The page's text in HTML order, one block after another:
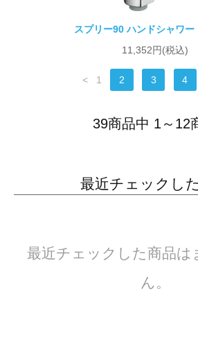
スプリー90 ハンドシャワー
11,352円(税込)
< 1 2 3 4
39商品中 1～12
最近チェックし
最近チェックした商品は
ん。